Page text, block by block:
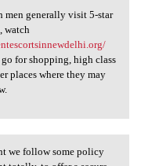
men
men generally visit 5-star
watch
for shopping, high class
places where they may
we follow some policy